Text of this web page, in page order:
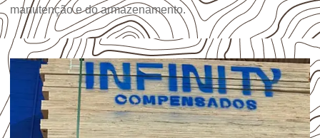
manutenção e do armazenamento.